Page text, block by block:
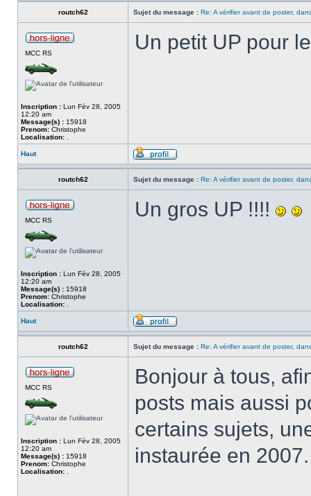
routch62 Sujet du message : Re: A vérifier avant de poster,
MCC RS
Inscription : Lun Fév 28, 2005
12:20 am
Message(s) : 15918
Prenom: Christophe
Localisation:
Un petit UP pour
Haut
routch62 Sujet du message : Re: A vérifier avant de poster,
MCC RS
Inscription : Lun Fév 28, 2005
12:20 am
Message(s) : 15918
Prenom: Christophe
Localisation:
Un gros UP !!!!
Haut
routch62 Sujet du message : Re: A vérifier avant de poster,
MCC RS
Inscription : Lun Fév 28, 2005
12:20 am
Message(s) : 15918
Prenom: Christophe
Localisation:
Bonjour à tous,
posts mais aussi
certains sujets,
instaurée en 2007.